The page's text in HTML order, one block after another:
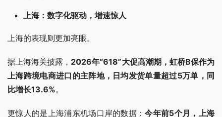
上海：数字化驱动，增速惊人
上海的表现则更加亮眼。
据上海海关披露， 2026年“618”大促高潮期，虹桥B保作为
上海跨境电商进口的主阵地，日均发货单量超过5万单，同
比增长13.6%。
更惊人的是上海浦东机场口岸的数据：今年前5个月，上海